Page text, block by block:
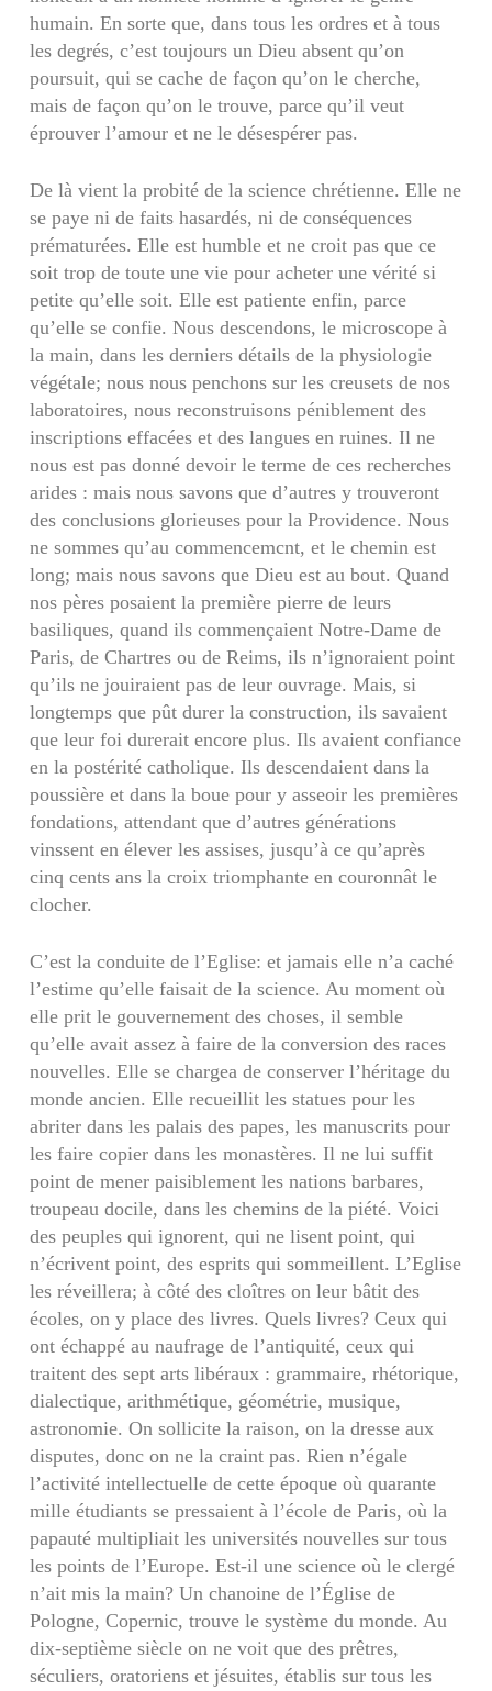
humain. En sorte que, dans tous les ordres et à tous
les degrés, c’est tou­jours un Dieu absent qu’on
poursuit, qui se cache de façon qu’on le cherche,
mais de façon qu’on le trouve, parce qu’il veut
éprouver l’amour et ne le désespérer pas.
De là vient la probité de la science chrétienne. Elle ne
se paye ni de faits hasardés, ni de consé­quences
prématurées. Elle est humble et ne croit pas que ce
soit trop de toute une vie pour acheter une vérité si
petite qu’elle soit. Elle est patiente enfin, parce
qu’elle se confie. Nous descendons, le microscope à
la main, dans les derniers détails de la physiologie
végétale; nous nous penchons sur les creusets de nos
laboratoires, nous reconstruisons péniblement des
inscriptions effacées et des langues en ruines. Il ne
nous est pas donné devoir le terme de ces recherches
arides : mais nous savons que d’autres y trouveront
des conclusions glorieuses pour la Providence. Nous
ne sommes qu’au commencemcnt, et le chemin est
long; mais nous sa­vons que Dieu est au bout. Quand
nos pères posaient la première pierre de leurs
basiliques, quand ils commençaient Notre-Dame de
Paris, de Chartres ou de Reims, ils n’ignoraient point
qu’ils ne joui­raient pas de leur ouvrage. Mais, si
longtemps que pût durer la construction, ils savaient
que leur foi durerait encore plus. Ils avaient confiance
en la pos­térité catholique. Ils descendaient dans la
poussière et dans la boue pour y asseoir les premières
fonda­tions, attendant que d’autres générations
vinssent en élever les assises, jusqu’à ce qu’après
cinq cents ans la croix triomphante en couronnât le
clocher.
C’est la conduite de l’Eglise: et jamais elle n’a caché
l’estime qu’elle faisait de la science. Au mo­ment où
elle prit le gouvernement des choses, il semble
qu’elle avait assez à faire de la conversion des races
nouvelles. Elle se chargea de conserver l’héritage du
monde ancien. Elle recueillit les statues pour les
abriter dans les palais des papes, les manuscrits pour
les faire copier dans les mo­nastères. Il ne lui suffit
point de mener paisible­ment les nations barbares,
troupeau docile, dans les chemins de la piété. Voici
des peuples qui ignorent, qui ne lisent point, qui
n’écrivent point, des esprits qui sommeillent. L’Eglise
les réveil­lera; à côté des cloîtres on leur bâtit des
écoles, on y place des livres. Quels livres? Ceux qui
ont échappé au naufrage de l’antiquité, ceux qui
traitent des sept arts libéraux : grammaire, rhétorique,
dialectique, arithmétique, géométrie, musique,
astronomie. On sollicite la raison, on la dresse aux
disputes, donc on ne la craint pas. Rien n’égale
l’activité intellectuelle de cette époque où qua­rante
mille étudiants se pressaient à l’école de Paris, où la
papauté multipliait les universités nou­velles sur tous
les points de l’Europe. Est-il une science où le clergé
n’ait mis la main? Un chanoine de l’Église de
Pologne, Copernic, trouve le système du monde. Au
dix-septième siècle on ne voit que des prêtres,
séculiers, oratoriens et jésuites, établis sur tous les